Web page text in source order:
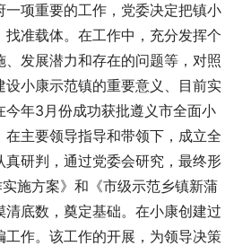
一项重要的工作，党委决定把镇小
准载体。在工作中，充分发挥个
发展潜力和存在的问题等，对照
小康示范镇的重要意义、目前实
年3月份成功获批遵义市全面小
主要领导指导和带领下，成立全
研判，通过党委会研究，最终形
施方案》和《市级示范乡镇新蒲
底数，奠定基础。在小康创建过
作。该工作的开展，为领导决策